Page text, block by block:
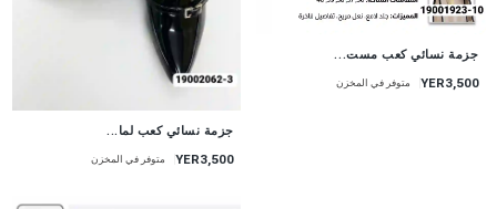
جزمة نسائي كعب مست...
YER3,500 متوفر في المخزن
جزمة نسائي كعب لما...
YER3,500 متوفر في المخزن